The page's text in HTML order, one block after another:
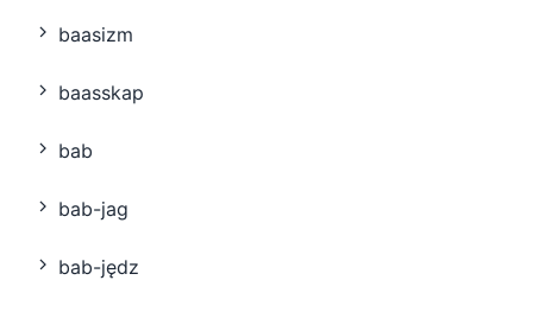
baasizm
baasskap
bab
bab-jag
bab-jędz